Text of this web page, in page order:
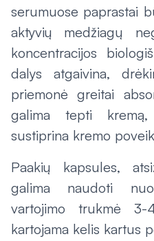
serumuose paprastai
aktyvių medžiagų
koncentracijos
dalys atgaivina,
priemonė greitai
galima tepti
sustiprina kremo
Paakių kapsules,
galima naudoti
vartojimo trukmė 3-
kartojama kelis kartus